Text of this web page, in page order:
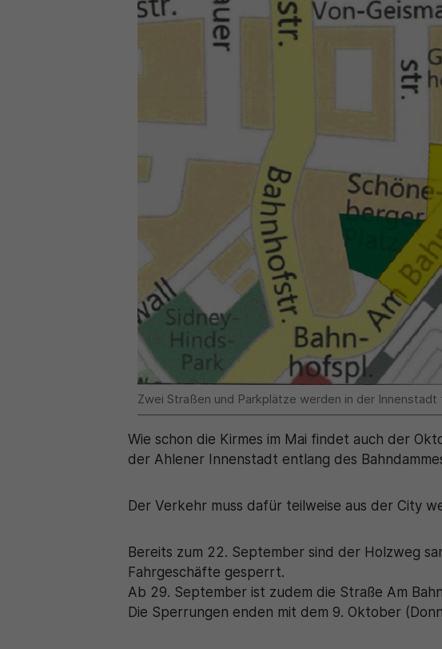
Zwei Straßen und Parkplätze werden in der
Wie schon die Kirmes im Mai findet auch der
der Ahlener Innenstadt entlang des
Der Verkehr muss dafür teilweise aus der City
Bereits zum 22. September sind der Holzweg
Fahrgeschäfte gesperrt.
Ab 29. September ist zudem die Straße Am
Die Sperrungen enden mit dem 9. Oktober
Zweck
Zweck
Anbieter
Zweck